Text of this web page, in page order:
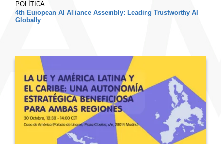
POLÍTICA
4th European AI Alliance Assembly: Leading Trustworthy AI
Globally